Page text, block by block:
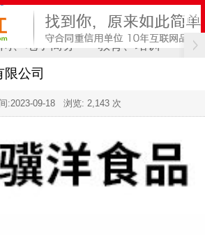
、电子商务 教育、培训 计
公司
:2023-09-18 浏览: 2,143 次